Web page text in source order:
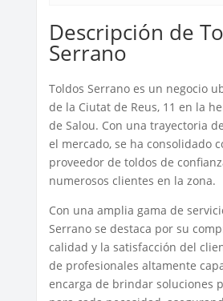
Descripción de
Serrano
Toldos Serrano es un negocio
de la Ciutat de Reus, 11 en la
de Salou. Con una trayectoria
el mercado, se ha consolidado
proveedor de toldos de
numerosos clientes en la zona.
Con una amplia gama de
Serrano se destaca por su
calidad y la satisfacción del
de profesionales altamente
encarga de brindar soluciones